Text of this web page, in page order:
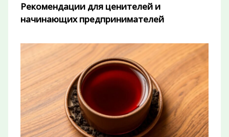
Рекомендации для ценителей и
начинающих предпринимателей